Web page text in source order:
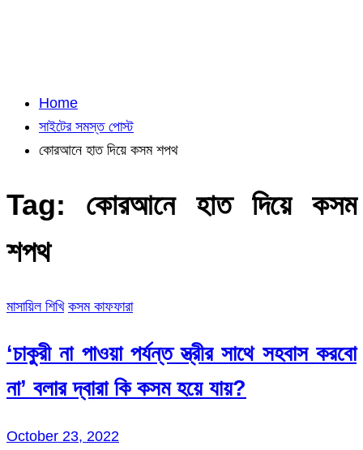
Home
সাইটের সমস্ত পোস্ট
কোরআনে হাত দিয়ে কসম শপথ
Tag: কোরআনে হাত দিয়ে কসম
শপথ
মাসায়িল শিখি কসম কাফফারা
‘চাকুরী না পাওয়া পর্যন্ত স্ত্রীর সাথে সহবাস করবো
না’ বলার দ্বারা কি কসম হয়ে যায়?
October 23, 2022